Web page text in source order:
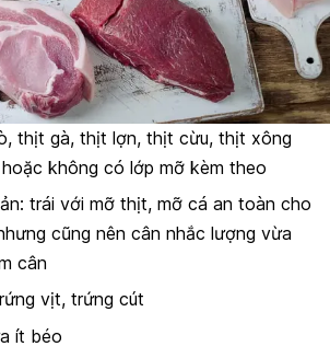
thịt gà, thịt lợn, thịt cừu, thịt xông
không có lớp mỡ kèm theo
trái với mỡ thịt, mỡ cá an toàn cho
cũng nên cân nhắc lượng vừa
cân
vịt, trứng cút
ít béo